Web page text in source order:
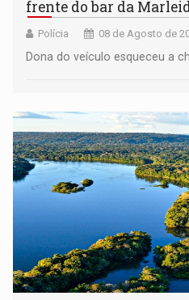
frente do bar da
Polícia 08 de Agosto de
Dona do veículo esqueceu a